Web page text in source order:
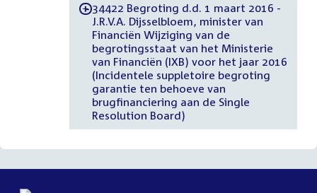
-34422 Begroting d.d. 1 maart 2016 -
J.R.V.A. Dijsselbloem, minister van
Financiën Wijziging van de
begrotingsstaat van het Ministerie
van Financiën (IXB) voor het jaar 2016
(Incidentele suppletoire begroting
garantie ten behoeve van
brugfinanciering aan de Single
Resolution Board)